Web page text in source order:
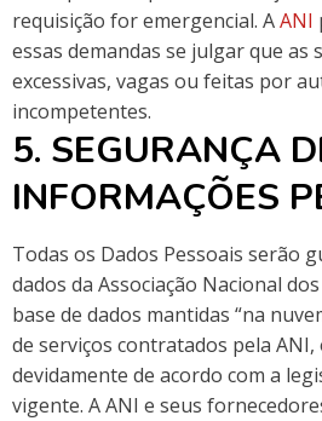
requisição for emergencial. AANI
essas demandas se julgar que as
excessivas, vagas ou feitas por
incompetentes.
5. SEGURANÇA
INFORMAÇÕES
Todas os Dados Pessoais serão
dados da Associação Nacional
base de dados mantidas “na
de serviços contratados pela ANI,
devidamente de acordo com a
vigente. A ANI e seus